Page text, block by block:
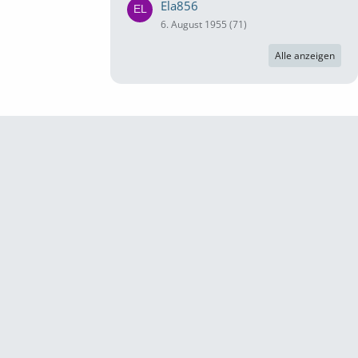
Ela856
6. August 1955 (71)
Alle anzeigen